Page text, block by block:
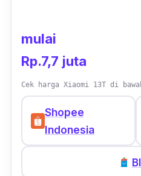
mulai
Rp.7,7 juta
Cek harga Xiaomi 13T di
Shopee
Indonesia